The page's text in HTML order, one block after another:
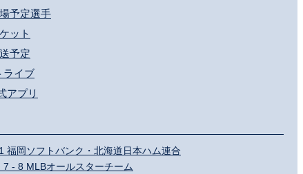
予定選手
ット
予定
ライブ
アプリ
福岡ソフトバンク・北海道日本ハム連合
7 - 8 MLBオールスターチーム